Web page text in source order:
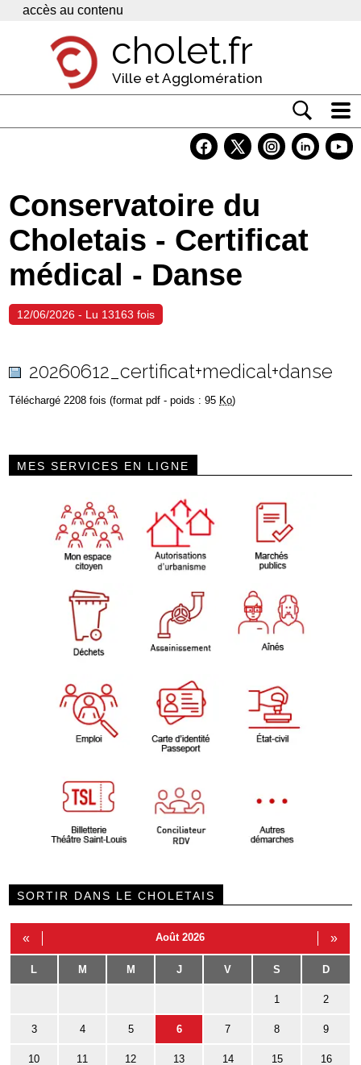
Panneau de gestion des cookies
accès au contenu
cholet.fr
Ville et Agglomération
Economie
Services
Contacts
Conservatoire du
Choletais - Certificat
médical - Danse
12/06/2026 - Lu 13163 fois
20260612_certificat+medical+danse
Téléchargé 2208 fois (format pdf - poids : 95 Ko)
MES SERVICES EN LIGNE
SORTIR DANS LE CHOLETAIS
« Août 2026 »
L M M J V S D
1 2
3 4 5 6 7 8 9
10 11 12 13 14 15 16